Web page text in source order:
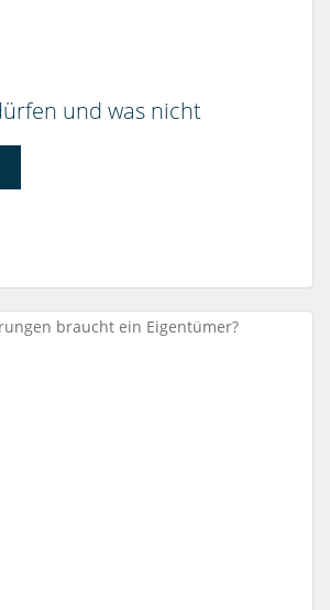
und was nicht